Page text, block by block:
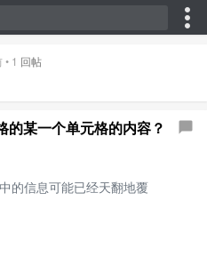
• 1 回帖
的某一个单元格的内容？
的信息可能已经天翻地覆